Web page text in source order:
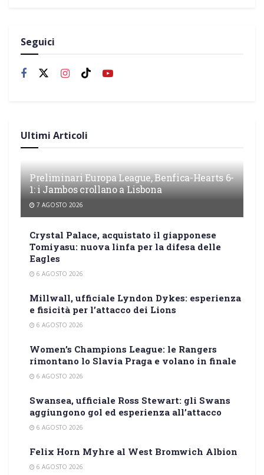
Seguici
Ultimi Articoli
Preliminari Europa League, Benfica-Hearts 6-
1: i Jambos crollano a Lisbona
7 AGOSTO 2026
Crystal Palace, acquistato il giapponese
Tomiyasu: nuova linfa per la difesa delle
Eagles
6 AGOSTO 2026
Millwall, ufficiale Lyndon Dykes: esperienza
e fisicità per l’attacco dei Lions
6 AGOSTO 2026
Women’s Champions League: le Rangers
rimontano lo Slavia Praga e volano in finale
6 AGOSTO 2026
Swansea, ufficiale Ross Stewart: gli Swans
aggiungono gol ed esperienza all’attacco
6 AGOSTO 2026
Felix Horn Myhre al West Bromwich Albion
6 AGOSTO 2026